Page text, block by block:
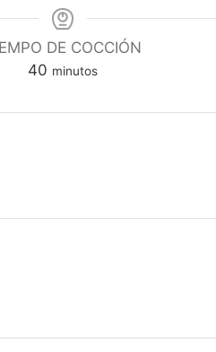
DE COCCIÓN
40 minutos
minutos